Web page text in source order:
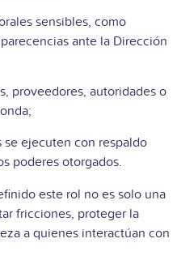
sensibles, como
ante la Dirección
proveedores, autoridades o
se ejecuten con respaldo
poderes otorgados.
este rol no es solo una
fricciones, proteger la
a quienes interactúan con